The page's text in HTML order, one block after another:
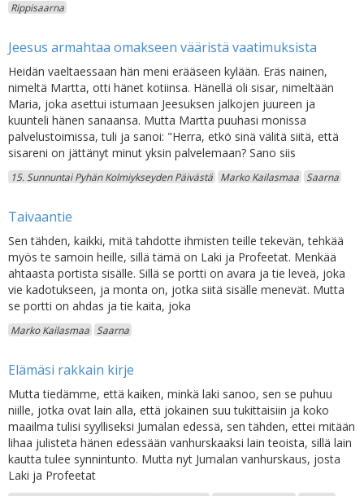
Rippisaarna
Jeesus armahtaa omakseen vääristä vaatimuksista
Heidän vaeltaessaan hän meni erääseen kylään. Eräs nainen,
nimeltä Martta, otti hänet kotiinsa. Hänellä oli sisar, nimeltään
Maria, joka asettui istumaan Jeesuksen jalkojen juureen ja
kuunteli hänen sanaansa. Mutta Martta puuhasi monissa
palvelustoimissa, tuli ja sanoi: "Herra, etkö sinä välitä siitä, että
sisareni on jättänyt minut yksin palvelemaan? Sano siis
15. Sunnuntai Pyhän Kolmiykseyden Päivästä Marko Kailasmaa Saarna
Taivaantie
Sen tähden, kaikki, mitä tahdotte ihmisten teille tekevän, tehkää
myös te samoin heille, sillä tämä on Laki ja Profeetat. Menkää
ahtaasta portista sisälle. Sillä se portti on avara ja tie leveä, joka
vie kadotukseen, ja monta on, jotka siitä sisälle menevät. Mutta
se portti on ahdas ja tie kaita, joka
Marko Kailasmaa Saarna
Elämäsi rakkain kirje
Mutta tiedämme, että kaiken, minkä laki sanoo, sen se puhuu
niille, jotka ovat lain alla, että jokainen suu tukittaisiin ja koko
maailma tulisi syylliseksi Jumalan edessä, sen tähden, ettei mitään
lihaa julisteta hänen edessään vanhurskaaksi lain teoista, sillä lain
kautta tulee synnintunto. Mutta nyt Jumalan vanhurskaus, josta
Laki ja Profeetat